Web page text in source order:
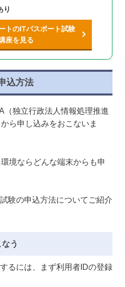
り
トのITパスポート試験
座を見る
込方法
（独立行政法人情報処理推進
ら申し込みをおこないま
境ならどんな端末からも申
験の申込方法についてご紹介
う
るには、まず利用者IDの登録